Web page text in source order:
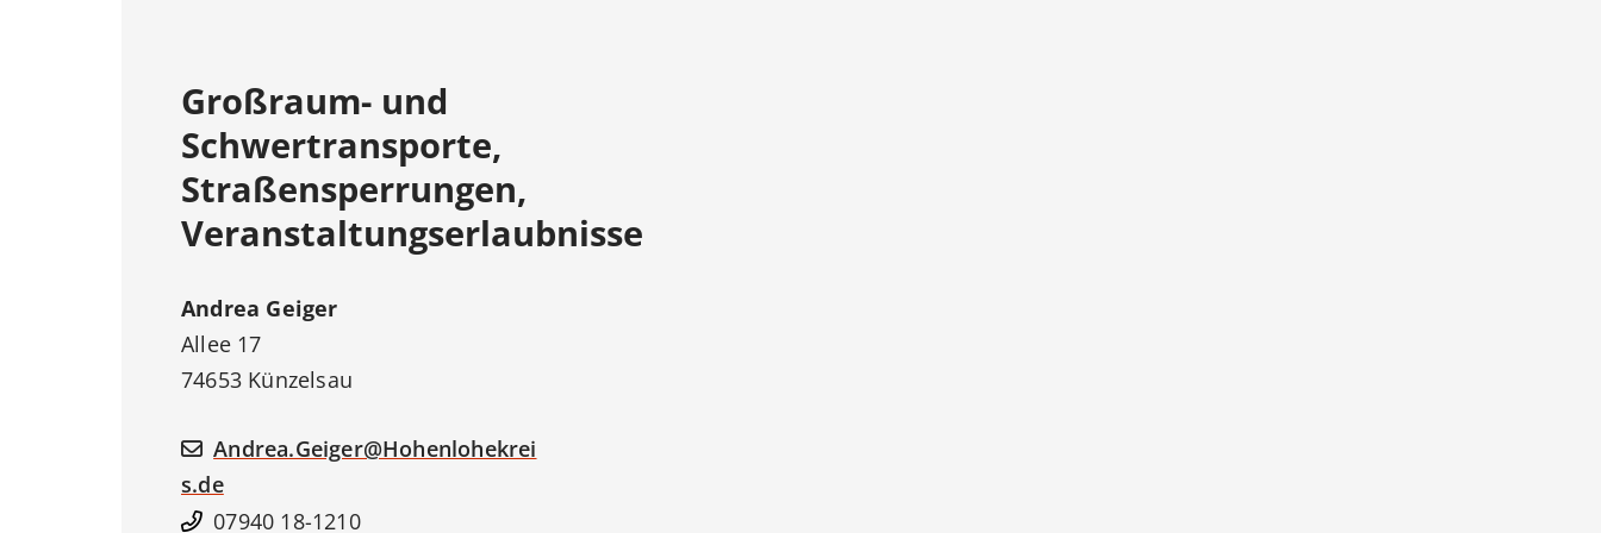
Großraum- und
Schwertransporte,
Straßensperrungen,
Veranstaltungserlaubnisse
Andrea Geiger
Allee 17
74653 Künzelsau
Andrea.Geiger@Hohenlohekrei
s.de
07940 18-1210